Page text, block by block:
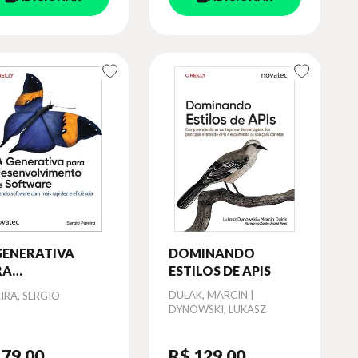
SERGIO
DOMINANDO
ESTILOS DE APIS
Autor
DULAK, MARCIN |
DYNOWSKI, LUKASZ